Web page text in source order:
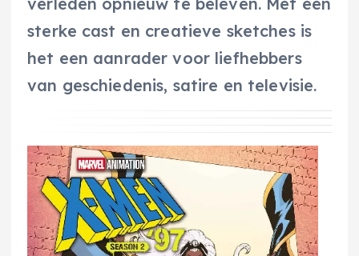
sterke cast en creatieve sketches is
het een aanrader voor liefhebbers
van geschiedenis, satire en televisie.